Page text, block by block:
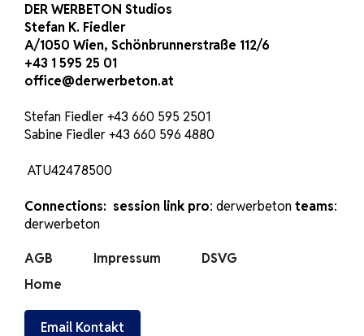
DER WERBETON Studios
Stefan K. Fiedler
A/1050 Wien, Schönbrunnerstraße 112/6
+43 1 595 25 01
office@derwerbeton.at
Stefan Fiedler +43 660 595 2501
Sabine Fiedler +43 660 596 4880
ATU42478500
Connections: session link pro: derwerbetonteams:
derwerbeton
AGB
Impressum
DSVG
Home
Email Kontakt